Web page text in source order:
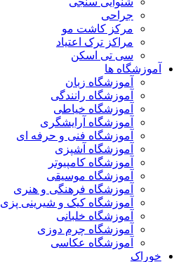
جراحی
مرکز کاشت مو
مراکز ترک اعتیاد
سی تی اسکن
آموزشگاه ها
آموزشگاه زبان
آموزشگاه رانندگی
آموزشگاه خیاطی
آموزشگاه آرایشگری
آموزشگاه فنی و حرفه ای
آموزشگاه آشپزی
آموزشگاه کامپیوتر
آموزشگاه موسیقی
آموزشگاه فرهنگی و هنری
آموزشگاه کیک و شیرینی پزی
آموزشگاه خلبانی
آموزشگاه چرم دوزی
آموزشگاه عکاسی
خوراک